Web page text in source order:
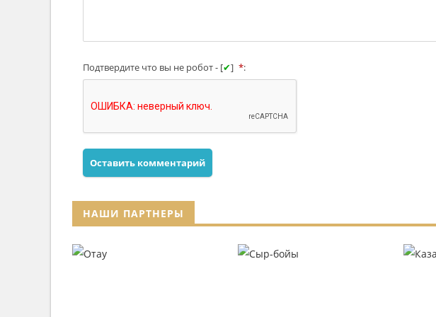
Подтвердите что вы не робот - [✔] *:
Оставить комментарий
НАШИ ПАРТНЕРЫ